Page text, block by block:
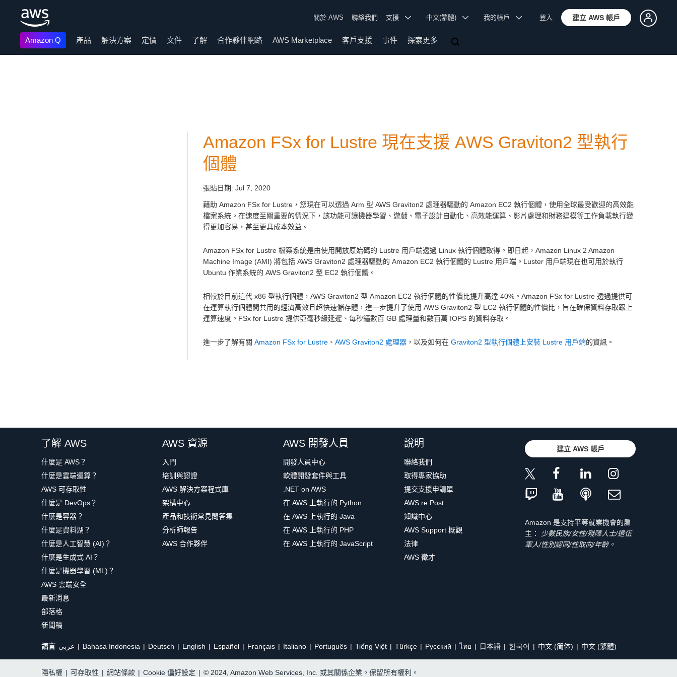
關於 AWS 聯絡我們 支援 中文(繁體) 我的帳戶 登入 建立 AWS 帳戶
Amazon Q 產品 解決方案 定價 文件 了解 合作夥伴網路 AWS Marketplace 客戶支援 事件 探索更多
Amazon FSx for Lustre 現在支援 AWS Graviton2 型執行
個體
張貼日期: Jul 7, 2020
藉助 Amazon FSx for Lustre，您現在可以透過 Arm 型 AWS Graviton2 處理器驅動的 Amazon EC2 執行個體，使用全球最受歡迎的高效能
檔案系統。在速度至關重要的情況下，該功能可讓機器學習、遊戲、電子設計自動化、高效能運算、影片處理和財務建模等工作負載執行變
得更加容易，甚至更具成本效益。
Amazon FSx for Lustre 檔案系統是由使用開放原始碼的 Lustre 用戶端透過 Linux 執行個體取得。即日起，Amazon Linux 2 Amazon
Machine Image (AMI) 將包括 AWS Graviton2 處理器驅動的 Amazon EC2 執行個體的 Lustre 用戶端。Luster 用戶端現在也可用於執行
Ubuntu 作業系統的 AWS Graviton2 型 EC2 執行個體。
相較於目前這代 x86 型執行個體，AWS Graviton2 型 Amazon EC2 執行個體的性價比提升高達 40%。Amazon FSx for Lustre 透過提供可
在運算執行個體間共用的經濟高效且超快速儲存體，進一步提升了使用 AWS Graviton2 型 EC2 執行個體的性價比，旨在確保資料存取跟上
運算速度。FSx for Lustre 提供亞毫秒級延遲、每秒鐘數百 GB 處理量和數百萬 IOPS 的資料存取。
進一步了解有關 Amazon FSx for Lustre 、 AWS Graviton2 處理器 ，以及如何在 Graviton2 型執行個體上安裝 Lustre 用戶端的資訊。
了解 AWS
什麼是 AWS？
什麼是雲端運算？
AWS 可存取性
什麼是 DevOps？
什麼是容器？
什麼是資料湖？
什麼是人工智慧 (AI)？
什麼是生成式 AI？
什麼是機器學習 (ML)？
AWS 雲端安全
最新消息
部落格
新聞稿
AWS 資源
入門
培訓與認證
AWS 解決方案程式庫
架構中心
產品和技術常見問答集
分析師報告
AWS 合作夥伴
AWS 開發人員
開發人員中心
軟體開發套件與工具
.NET on AWS
在 AWS 上執行的 Python
在 AWS 上執行的 Java
在 AWS 上執行的 PHP
在 AWS 上執行的 JavaScript
說明
聯絡我們
取得專家協助
提交支援申請單
AWS re:Post
知識中心
AWS Support 概觀
法律
AWS 徵才
建立 AWS 帳戶
Amazon 是支持平等就業機會的雇
主：
少數民族/女性/殘障人士/退伍
軍人/性別認同/性取向/年齡。
語言 عربي Bahasa Indonesia Deutsch English Español Français Italiano Português Tiếng Việt Türkçe Ρусский ไทย 日本語 한국어 中文 (简体) 中文 (繁體)
隱私權 | 可存取性 | 網站條款 | Cookie 偏好設定 | © 2024, Amazon Web Services, Inc. 或其關係企業。保留所有權利。